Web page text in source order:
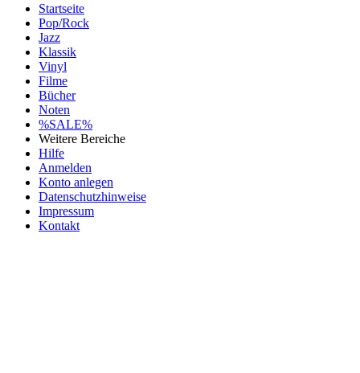
Startseite
Pop/Rock
Jazz
Klassik
Vinyl
Filme
Bücher
Noten
%SALE%
Weitere Bereiche
Hilfe
Anmelden
Konto anlegen
Datenschutzhinweise
Impressum
Kontakt